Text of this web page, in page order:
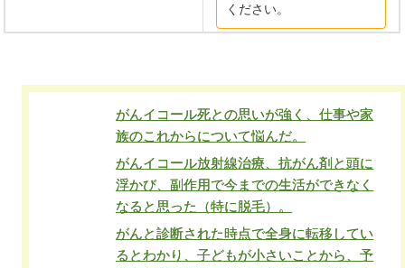
ください。
がんイコール死との思いが強く、仕事や家
族のこれからについて悩んだ。
がんイコール放射線治療、抗がん剤と頭に
浮かび、副作用で今までの生活ができなく
なると思った（特に脱毛）。
がんと診断された時点で全身に転移してい
るとわかり、子どもが小さいことから、予